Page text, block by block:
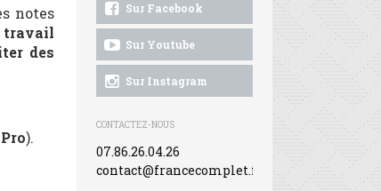
notes
travail
des
).
Sur Facebook
Sur Youtube
Sur Instagram
CONTACTEZ-NOUS
07.86.26.04.26
contact@francecomplet.fr